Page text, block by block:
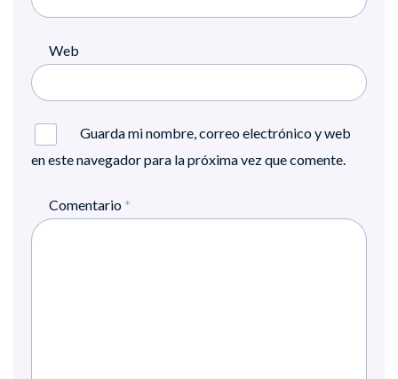
Web
Guarda mi nombre, correo electrónico y web
en este navegador para la próxima vez que comente.
Comentario *